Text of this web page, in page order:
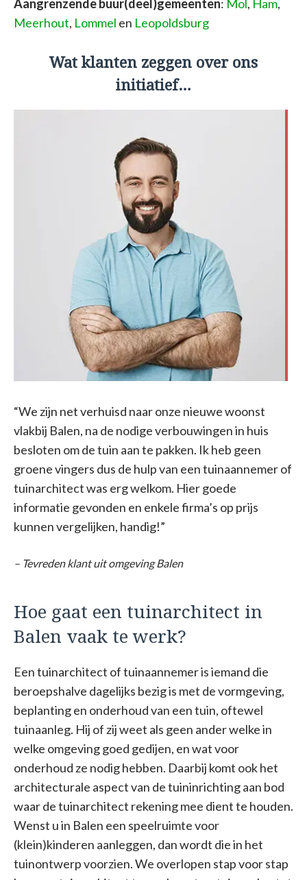
Aangrenzende buur(deel)gemeenten: Mol , Ham,
Meerhout, Lommel en Leopoldsburg
Wat klanten zeggen over ons
initiatief…
“We zijn net verhuisd naar onze nieuwe woonst
vlakbij Balen, na de nodige verbouwingen in huis
besloten om de tuin aan te pakken. Ik heb geen
groene vingers dus de hulp van een tuinaannemer of
tuinarchitect was erg welkom. Hier goede
informatie gevonden en enkele firma’s op prijs
kunnen vergelijken, handig!”
– Tevreden klant uit omgeving Balen
Hoe gaat een tuinarchitect in
Balen vaak te werk?
Een tuinarchitect of tuinaannemer is iemand die
beroepshalve dagelijks bezig is met de vormgeving,
beplanting en onderhoud van een tuin, oftewel
tuinaanleg. Hij of zij weet als geen ander welke in
welke omgeving goed gedijen, en wat voor
onderhoud ze nodig hebben. Daarbij komt ook het
architecturale aspect van de tuininrichting aan bod
waar de tuinarchitect rekening mee dient te houden.
Wenst u in Balen een speelruimte voor
(klein)kinderen aanleggen, dan wordt die in het
tuinontwerp voorzien. We overlopen stap voor stap